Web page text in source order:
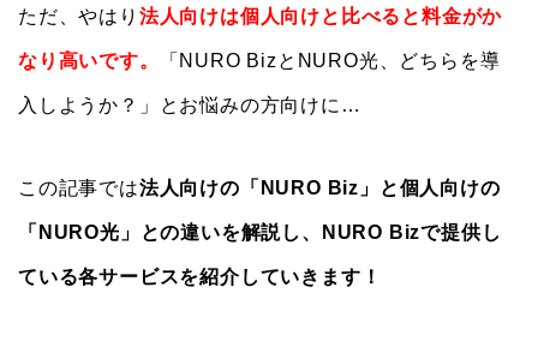
ただ、やはり 法人向けは個人向けと比べると料金がか
なり高いです。 「NURO BizとNURO光、どちらを導
入しようか？」とお悩みの方向けに…
この記事では法人向けの「NURO Biz」と個人向けの
「NURO光」との違いを解説し、 NURO Bizで提供し
ている各サービスを紹介していきます！